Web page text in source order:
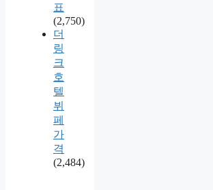
표
(2,750)
더
링
크
호
텔
뷔
페
가
격
(2,484)